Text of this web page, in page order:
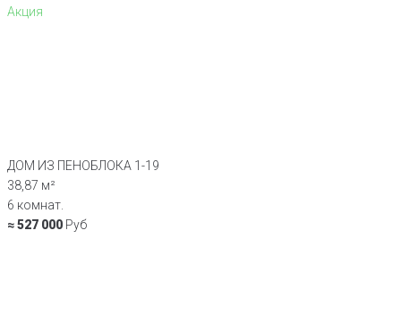
Акция
ДОМ ИЗ ПЕНОБЛОКА 1-19
38,87 м²
6 комнат.
≈ 527 000 Руб